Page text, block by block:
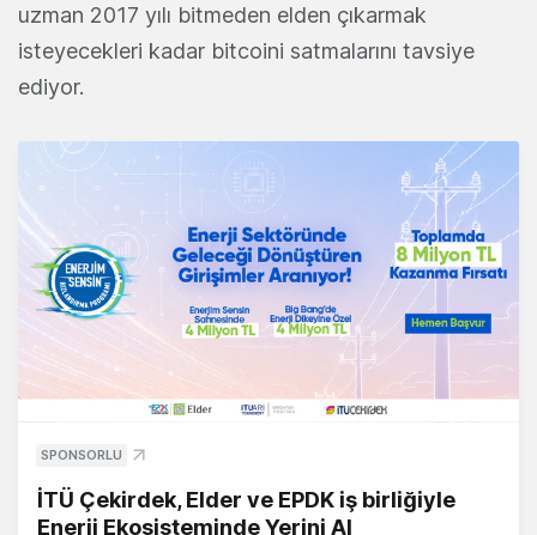
uzman 2017 yılı bitmeden elden çıkarmak
isteyecekleri kadar bitcoini satmalarını tavsiye
ediyor.
SPONSORLU
İTÜ Çekirdek, Elder ve EPDK iş birliğiyle
Enerji Ekosisteminde Yerini Al